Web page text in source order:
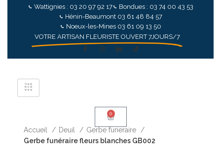
Wattignies : 03 20 97 92 17
Bondues : 03 74 00 43 53
Hénin-Beaumont 03 61 48 84 57
Noeux-les-Mines 03 61 09 13 50
VOTRE ARTISAN FLEURISTE OUVERT 7JOURS/7
0
Accueil Deuil
Gerbe funeraire
Gerbe funéraire fleurs blanches GB002